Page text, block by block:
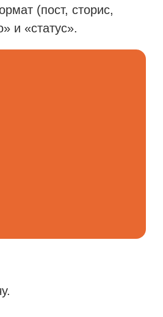
(пост, сторис,
и «статус».